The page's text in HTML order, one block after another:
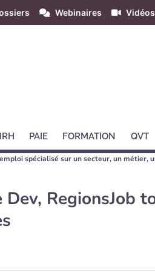
Webinaires Vidéos
PAIE FORMATION QVT
spécialisé sur un secteur, un métier,
RegionsJob